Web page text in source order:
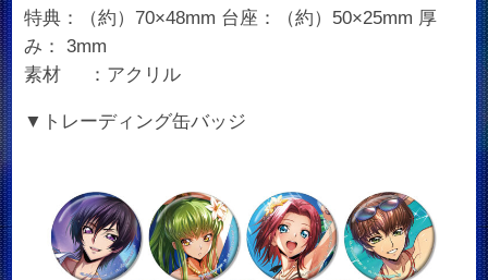
特典：（約）70×48mm 台座：（約）50×25mm 厚
み： 3mm
素材 ：アクリル
▼トレーディング缶バッジ